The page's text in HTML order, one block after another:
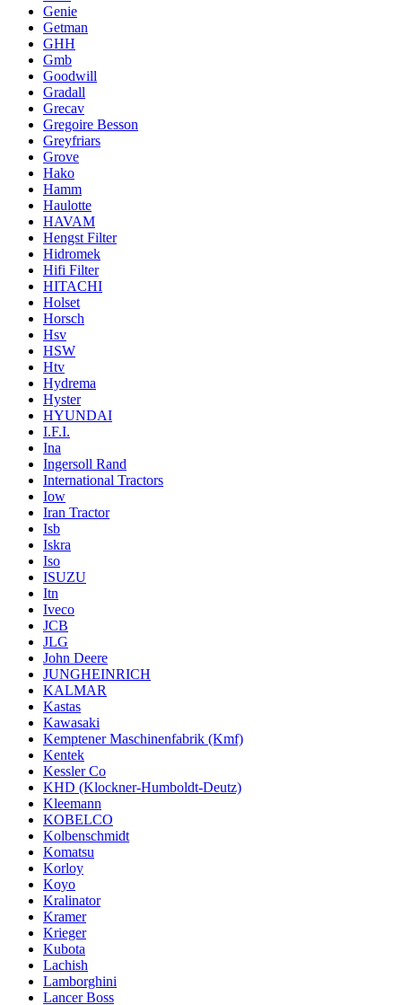
Genie
Getman
GHH
Gmb
Goodwill
Gradall
Grecav
Gregoire Besson
Greyfriars
Grove
Hako
Hamm
Haulotte
HAVAM
Hengst Filter
Hidromek
Hifi Filter
HITACHI
Holset
Horsch
Hsv
HSW
Htv
Hydrema
Hyster
HYUNDAI
I.F.I.
Ina
Ingersoll Rand
International Tractors
Iow
Iran Tractor
Isb
Iskra
Iso
ISUZU
Itn
Iveco
JCB
JLG
John Deere
JUNGHEINRICH
KALMAR
Kastas
Kawasaki
Kemptener Maschinenfabrik (Kmf)
Kentek
Kessler Co
KHD (Klockner-Humboldt-Deutz)
Kleemann
KOBELCO
Kolbenschmidt
Komatsu
Korloy
Koyo
Kralinator
Kramer
Krieger
Kubota
Lachish
Lamborghini
Lancer Boss